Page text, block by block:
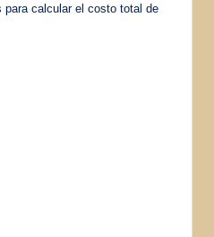
calcular el costo total de